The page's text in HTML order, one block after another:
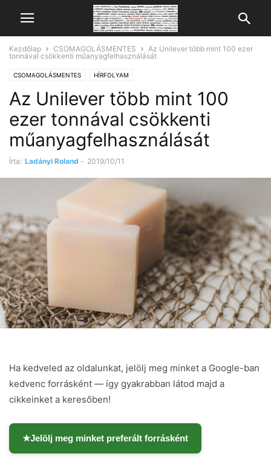
Kezdőlap CSOMAGOLÁSMENTES
Az Unilever több mint 100 ezer
tonnával csökkenti műanyagfelhasználását
CSOMAGOLÁSMENTES HÍRFOLYAM
Az Unilever több mint 100
ezer tonnával csökkenti
műanyagfelhasználását
Írta: Ladányi Roland - 2019/10/11
Ha kedveled az oldalunkat, jelölj meg minket a Google-ban
kedvenc forrásként — így gyakrabban látod majd a
cikkeinket a keresőben!
★Jelölj meg minket preferált forrásként